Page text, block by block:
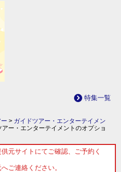
特集一覧
> ガイドツアー・エンターテイメン
ー・エンターテイメントのオプショ
元サイトにてご確認、ご予約く
ご連絡ください。